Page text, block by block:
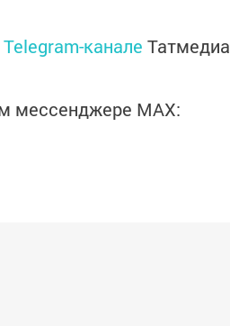
Telegram-канале Татмедиа
мессенджере MАХ: